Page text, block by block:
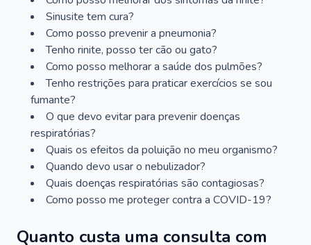
Sinusite tem cura?
Como posso prevenir a pneumonia?
Tenho rinite, posso ter cão ou gato?
Como posso melhorar a saúde dos pulmões?
Tenho restrições para praticar exercícios se sou
fumante?
O que devo evitar para prevenir doenças
respiratórias?
Quais os efeitos da poluição no meu organismo?
Quando devo usar o nebulizador?
Quais doenças respiratórias são contagiosas?
Como posso me proteger contra a COVID-19?
Quanto custa uma consulta com